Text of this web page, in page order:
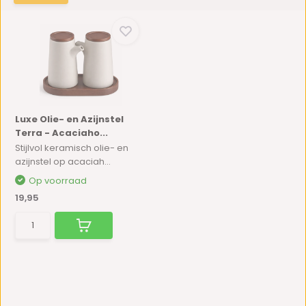
Luxe Olie- en Azijnstel
Terra - Acaciaho...
Stijlvol keramisch olie- en
azijnstel op acaciah...
Op voorraad
19,95